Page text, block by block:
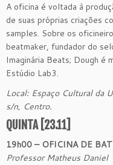
A oficina é voltada à
de suas próprias criações
samples. Sobre os
beatmaker, fundador do
Imaginária Beats; Dough é
Estúdio Lab3.
Local: Espaço Cultural da
s/n, Centro.
QUINTA [23.11]
19h00 – OFICINA DE
Professor Matheus Daniel